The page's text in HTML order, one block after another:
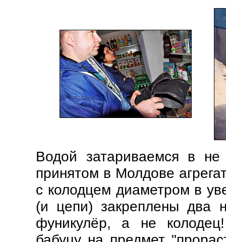
Водой затариваемся в
принятом в Молдове
с колодцем диаметром в
(и цепи) закреплены два
фуникулёр, а не